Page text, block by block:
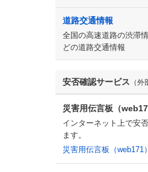
道路交通情報
全国の高速道路の渋滞
どの道路交通情報
安否確認サービス （外
災害用伝言板（
インターネット上で安
ます。
災害用伝言板（web171）